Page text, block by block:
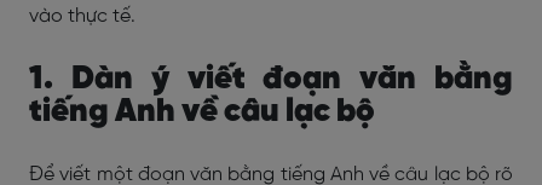
vào thực tế.
1. Dàn ý viết đoạn văn bằng
tiếng Anh về câu lạc bộ
Để viết một đoạn văn bằng tiếng Anh về câu lạc bộ rõ